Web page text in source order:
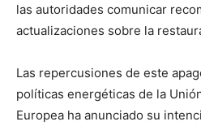
las autoridades comunicar
actualizaciones sobre la
Las repercusiones de este
políticas energéticas de la
Europea ha anunciado su